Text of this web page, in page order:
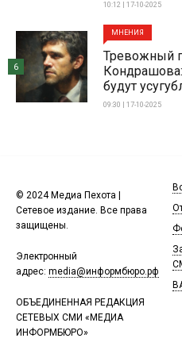
10:12 | 17-10-2025
МНЕНИЯ
Тревожный
будут
09:30 | 17-10-2025
6
© 2024 Медиа Пехота |
Сетевое издание. Все права
защищены.
Электронный
адрес: media@информбюро.рф
ОБЪЕДИНЕННАЯ РЕДАКЦИЯ
СЕТЕВЫХ СМИ «МЕДИА
ИНФОРМБЮРО»